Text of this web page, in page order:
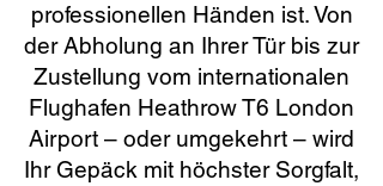
professionellen Händen ist. Von
der Abholung an Ihrer Tür bis zur
Zustellung vom internationalen
Flughafen Heathrow T6 London
Airport – oder umgekehrt – wird
Ihr Gepäck mit höchster Sorgfalt,